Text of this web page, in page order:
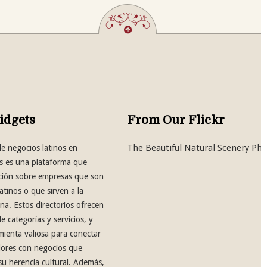
negocios latinos en
es una plataforma que
sobre empresas que son
o que sirven a la
Estos directorios ofrecen
categorías y servicios, y
valiosa para conectar
con negocios que
herencia cultural. Además,
From Our Flickr
The Beautiful Natural Scenery